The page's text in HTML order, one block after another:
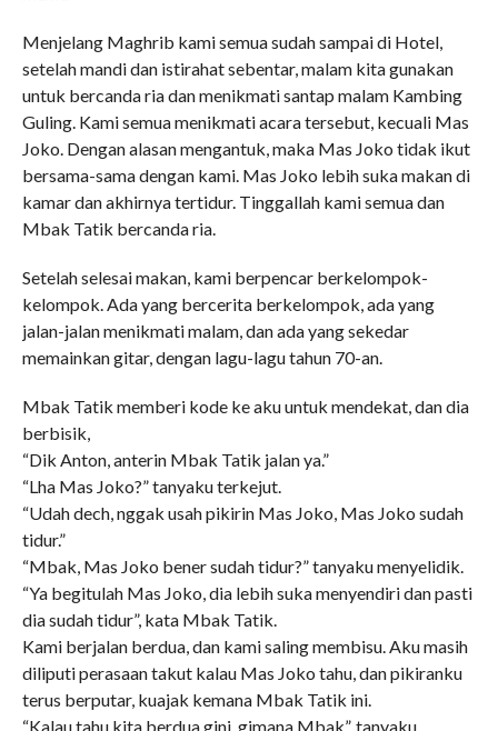
Menjelang Maghrib kami semua sudah sampai di Hotel,
setelah mandi dan istirahat sebentar, malam kita gunakan
untuk bercanda ria dan menikmati santap malam Kambing
Guling. Kami semua menikmati acara tersebut, kecuali Mas
Joko. Dengan alasan mengantuk, maka Mas Joko tidak ikut
bersama-sama dengan kami. Mas Joko lebih suka makan di
kamar dan akhirnya tertidur. Tinggallah kami semua dan
Mbak Tatik bercanda ria.
Setelah selesai makan, kami berpencar berkelompok-
kelompok. Ada yang bercerita berkelompok, ada yang
jalan-jalan menikmati malam, dan ada yang sekedar
memainkan gitar, dengan lagu-lagu tahun 70-an.
Mbak Tatik memberi kode ke aku untuk mendekat, dan dia
berbisik,
“Dik Anton, anterin Mbak Tatik jalan ya.”
“Lha Mas Joko?” tanyaku terkejut.
“Udah dech, nggak usah pikirin Mas Joko, Mas Joko sudah
tidur.”
“Mbak, Mas Joko bener sudah tidur?” tanyaku menyelidik.
“Ya begitulah Mas Joko, dia lebih suka menyendiri dan pasti
dia sudah tidur”, kata Mbak Tatik.
Kami berjalan berdua, dan kami saling membisu. Aku masih
diliputi perasaan takut kalau Mas Joko tahu, dan pikiranku
terus berputar, kuajak kemana Mbak Tatik ini.
“Kalau tahu kita berdua gini, gimana Mbak”, tanyaku